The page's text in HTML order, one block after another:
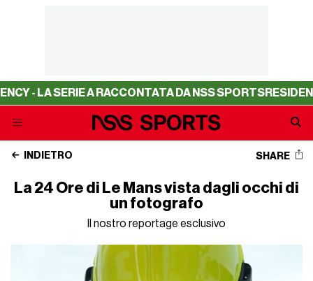
- LA SERIE A RACCONTATA DA NSS SPORTSRESIDENCY -
INDIETRO SHARE
La 24 Ore di Le Mans vista dagli occhi di
un fotografo
Il nostro reportage esclusivo